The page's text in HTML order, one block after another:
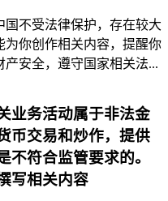
不受法律保护，存在较大
你创作相关内容，提醒你
安全，遵守国家相关法...
业务活动属于非法金
币交易和炒作，提供
不符合监管要求的。
写相关内容